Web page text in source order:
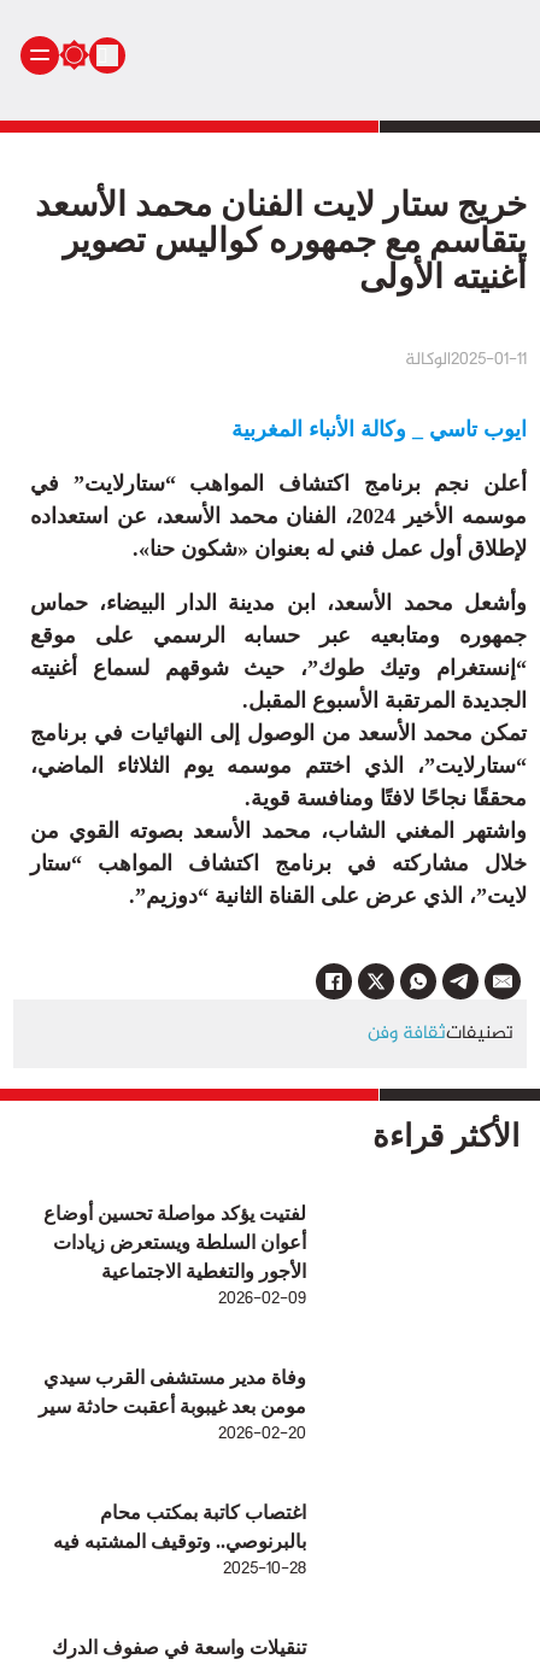
أنشطة ملكية
أنشطة برلمانية
أخبار وطنية
رياضة
صحة
بيئة
ثقافة وفن
منوعات
أرشيف
الأكثر قراءة
لفتيت يؤكد مواصلة تحسين أوضاع
أعوان السلطة ويستعرض زيادات
الأجور والتغطية الاجتماعية
2026-02-09
وفاة مدير مستشفى القرب سيدي
مومن بعد غيبوبة أعقبت حادثة سير
2026-02-20
اغتصاب كاتبة بمكتب محام
بالبرنوصي.. وتوقيف المشتبه فيه
2025-10-28
تنقيلات واسعة في صفوف الدرك
خريج ستار لايت الفنان محمد الأسعد
يتقاسم مع جمهوره كواليس تصوير
أغنيته الأولى
الوكالة2025-01-11
ايوب تاسي _ وكالة الأنباء المغربية
أعلن نجم برنامج اكتشاف المواهب “ستارلايت” في
موسمه الأخير 2024، الفنان محمد الأسعد، عن استعداده
لإطلاق أول عمل فني له بعنوان «شكون حنا».
وأشعل محمد الأسعد، ابن مدينة الدار البيضاء، حماس
جمهوره ومتابعيه عبر حسابه الرسمي على موقع
“إنستغرام وتيك طوك”، حيث شوقهم لسماع أغنيته
الجديدة المرتقبة الأسبوع المقبل.
تمكن محمد الأسعد من الوصول إلى النهائيات في برنامج
“ستارلايت”، الذي اختتم موسمه يوم الثلاثاء الماضي،
محققًا نجاحًا لافتًا ومنافسة قوية.
واشتهر المغني الشاب، محمد الأسعد بصوته القوي من
خلال مشاركته في برنامج اكتشاف المواهب “ستار
لايت”، الذي عرض على القناة الثانية “دوزيم”.
ثقافة وفنتصنيفات